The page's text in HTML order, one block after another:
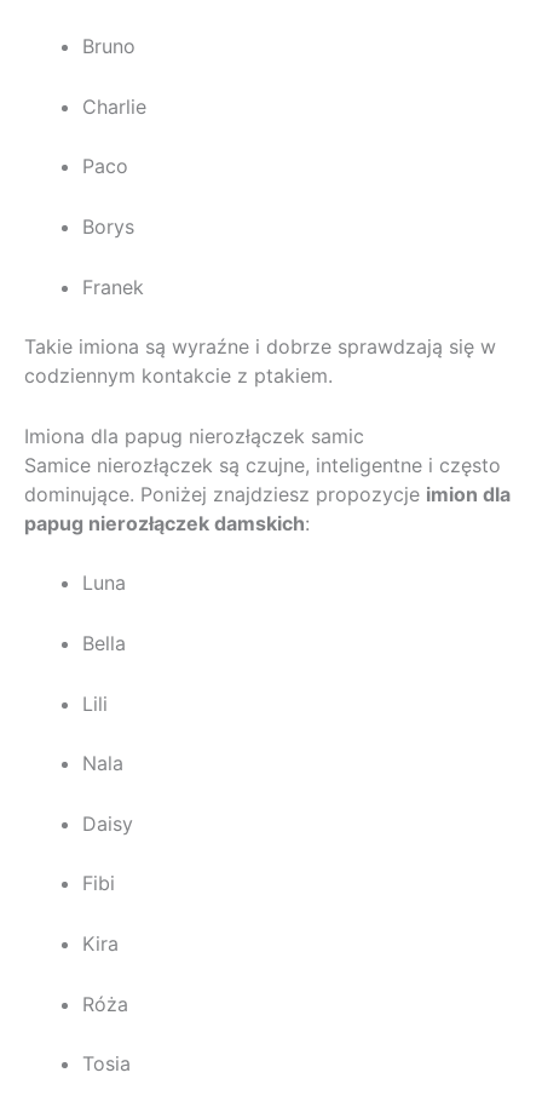
Bruno
Charlie
Paco
Borys
Franek
Takie imiona są wyraźne i dobrze sprawdzają się w
codziennym kontakcie z ptakiem.
Imiona dla papug nierozłączek samic
Samice nierozłączek są czujne, inteligentne i często
dominujące. Poniżej znajdziesz propozycje imion dla
papug nierozłączek damskich:
Luna
Bella
Lili
Nala
Daisy
Fibi
Kira
Róża
Tosia